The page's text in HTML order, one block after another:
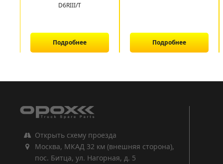
D6RIII/T
Подробнее Подробнее
Открыть схему проезда
Москва, МКАД 32 км (внешняя сторона),
пос. Битца, ул. Нагорная, д. 5